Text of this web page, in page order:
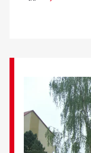
Veranstaltungen
Spenden